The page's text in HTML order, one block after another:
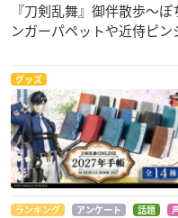
『刀剣乱舞』御伴散歩～
ンガーパペットや近侍ピン
グッズ
ランキング アンケート 話題